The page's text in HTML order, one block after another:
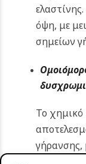
όψη, με
σημείων
Το χημικό
γήρανσης,